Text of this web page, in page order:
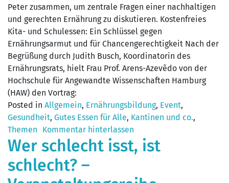
Peter zusammen, um zentrale Fragen einer nachhaltigen
und gerechten Ernährung zu diskutieren. Kostenfreies
Kita- und Schulessen: Ein Schlüssel gegen
Ernährungsarmut und für Chancengerechtigkeit Nach der
Begrüßung durch Judith Busch, Koordinatorin des
Ernährungsrats, hielt Frau Prof. Arens-Azevêdo von der
Hochschule für Angewandte Wissenschaften Hamburg
(HAW) den Vortrag:
Posted in Allgemein, Ernährungsbildung, Event,
Gesundheit, Gutes Essen für Alle, Kantinen und co.,
Themen
Kommentar hinterlassen
Wer schlecht isst, ist
schlecht? –